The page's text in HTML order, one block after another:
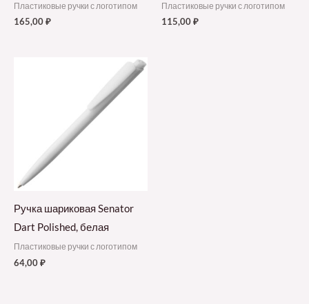
Пластиковые ручки с логотипом
165,00₽
Пластиковые ручки с логотипом
115,00₽
Ручка шариковая Senator
Dart Polished, белая
Пластиковые ручки с логотипом
64,00₽